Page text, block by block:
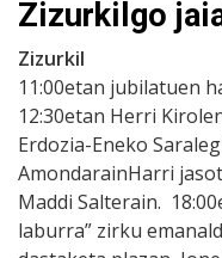
Zizurkilgo
Zizurkil
11:00etan jubilatuen
12:30etan Herri
Erdozia-Eneko
AmondarainHarri
Maddi Salterain.
laburra” zirku